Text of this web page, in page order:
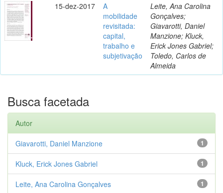
15-dez-2017
A
mobilidade
revisitada:
capital,
trabalho e
subjetivação
Leite, Ana Carolina
Gonçalves;
Giavarotti, Daniel
Manzione; Kluck,
Erick Jones Gabriel;
Toledo, Carlos de
Almeida
Busca facetada
Autor
1
Giavarotti, Daniel Manzione
1
Kluck, Erick Jones Gabriel
1
Leite, Ana Carolina Gonçalves